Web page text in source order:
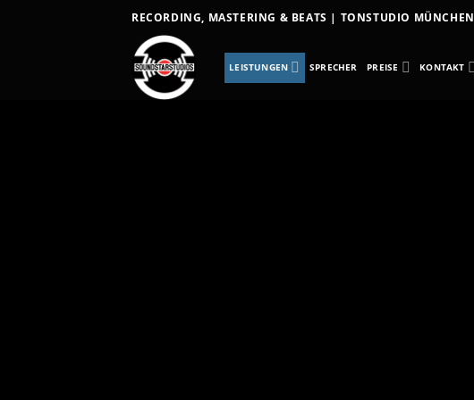
RECORDING, MASTERING & BEATS | TONSTUDIO MÜNCHEN
LEISTUNGEN SPRECHER PREISE KONTAKT